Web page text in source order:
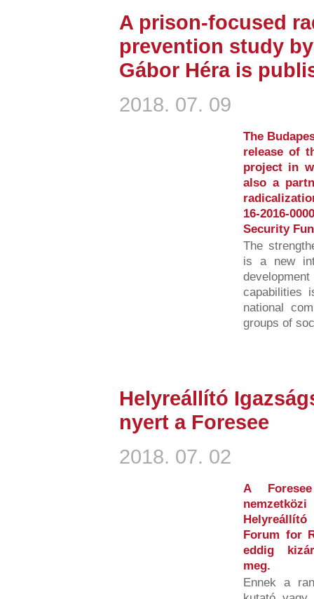
A prison-focused
prevention study
Gábor Héra is
2018. 07. 09
The
release of
project in
also a
16-2016-
Security
The
is a new
capabilities
national
groups of
Helyreállító
nyert a Foresee
2018. 07. 02
A
Forum for
eddig
meg.
Ennek a